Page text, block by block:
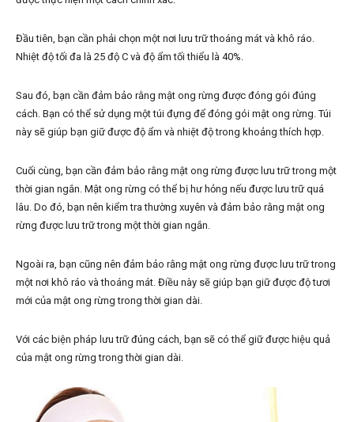
Đầu tiên, bạn cần phải chọn một nơi lưu trữ thoáng mát và khô ráo.
Nhiệt độ tối đa là 25 độ C và độ ẩm tối thiểu là 40%.
Sau đó, bạn cần đảm bảo rằng mật ong rừng được đóng gói đúng
cách. Bạn có thể sử dụng một túi đựng để đóng gói mật ong rừng. Túi
này sẽ giúp bạn giữ được độ ẩm và nhiệt độ trong khoảng thích hợp.
Cuối cùng, bạn cần đảm bảo rằng mật ong rừng được lưu trữ trong một
thời gian ngắn. Mật ong rừng có thể bị hư hỏng nếu được lưu trữ quá
lâu. Do đó, bạn nên kiểm tra thường xuyên và đảm bảo rằng mật ong
rừng được lưu trữ trong một thời gian ngắn.
Ngoài ra, bạn cũng nên đảm bảo rằng mật ong rừng được lưu trữ trong
một nơi khô ráo và thoáng mát. Điều này sẽ giúp bạn giữ được độ tươi
mới của mật ong rừng trong thời gian dài.
Với các biện pháp lưu trữ đúng cách, bạn sẽ có thể giữ được hiệu quả
của mật ong rừng trong thời gian dài.